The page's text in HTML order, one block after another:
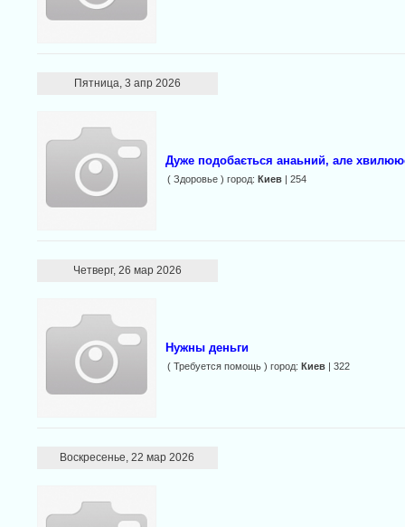
Пятница, 3 апр 2026
Дуже подобається анаьний, але
( Здоровье ) город: Киев| 254
Четверг, 26 мар 2026
Нужны деньги
( Требуется помощь ) город: Киев| 322
Воскресенье, 22 мар 2026